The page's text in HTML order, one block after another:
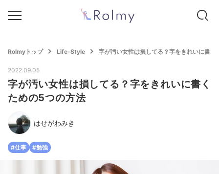
Rolmyトップ Life-Style 字が汚い女性は損してる？字をきれいに書く
2022.09.05
字が汚い女性は損してる？字をきれいに書く
ための5つの方法
はせがわみき
#仕事 #勉強